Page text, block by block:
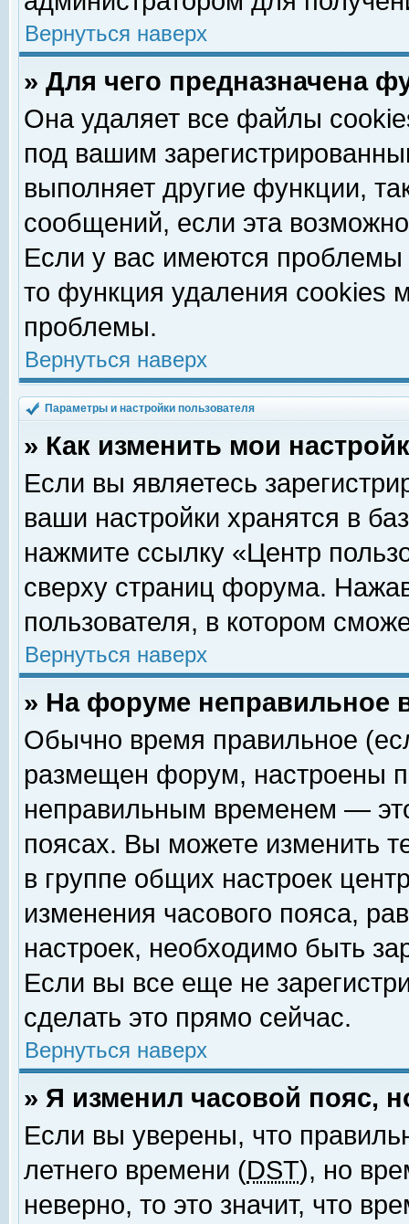
Вернуться наверх
» Для чего предназначена
Она удаляет все файлы
под вашим
выполняет другие функции,
сообщений, если эта
Если у вас имеются
то функция удаления cookies
проблемы.
Вернуться наверх
Параметры и настройки пользователя
» Как изменить мои
Если вы являетесь
ваши настройки хранятся в
нажмите ссылку «Центр
сверху страниц форума.
пользователя, в котором
Вернуться наверх
» На форуме неправильное
Обычно время правильное
размещен форум, настроены
неправильным временем —
поясах. Вы можете изменить
в группе общих настроек
изменения часового пояса,
настроек, необходимо быть
Если вы все еще не
сделать это прямо сейчас.
Вернуться наверх
» Я изменил часовой пояс,
Если вы уверены, что
летнего времени (DST), но
неверно, то это значит, что